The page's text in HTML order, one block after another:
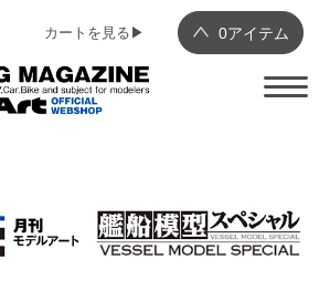
0アイテム
カートを見る▶︎